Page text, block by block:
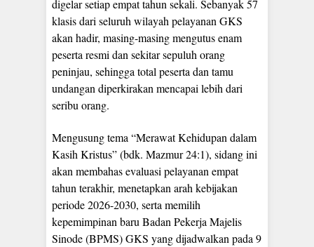
digelar setiap empat tahun sekali. Sebanyak 57
klasis dari seluruh wilayah pelayanan GKS
akan hadir, masing-masing mengutus enam
peserta resmi dan sekitar sepuluh orang
peninjau, sehingga total peserta dan tamu
undangan diperkirakan mencapai lebih dari
seribu orang.
Mengusung tema “Merawat Kehidupan dalam
Kasih Kristus” (bdk. Mazmur 24:1), sidang ini
akan membahas evaluasi pelayanan empat
tahun terakhir, menetapkan arah kebijakan
periode 2026-2030, serta memilih
kepemimpinan baru Badan Pekerja Majelis
Sinode (BPMS) GKS yang dijadwalkan pada 9